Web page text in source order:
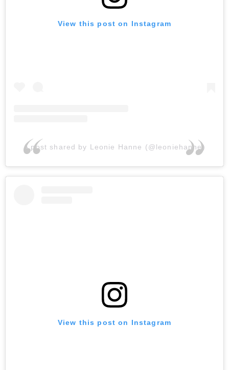
View this post on Instagram
A post shared by Leonie Hanne (@leoniehanne)
View this post on Instagram